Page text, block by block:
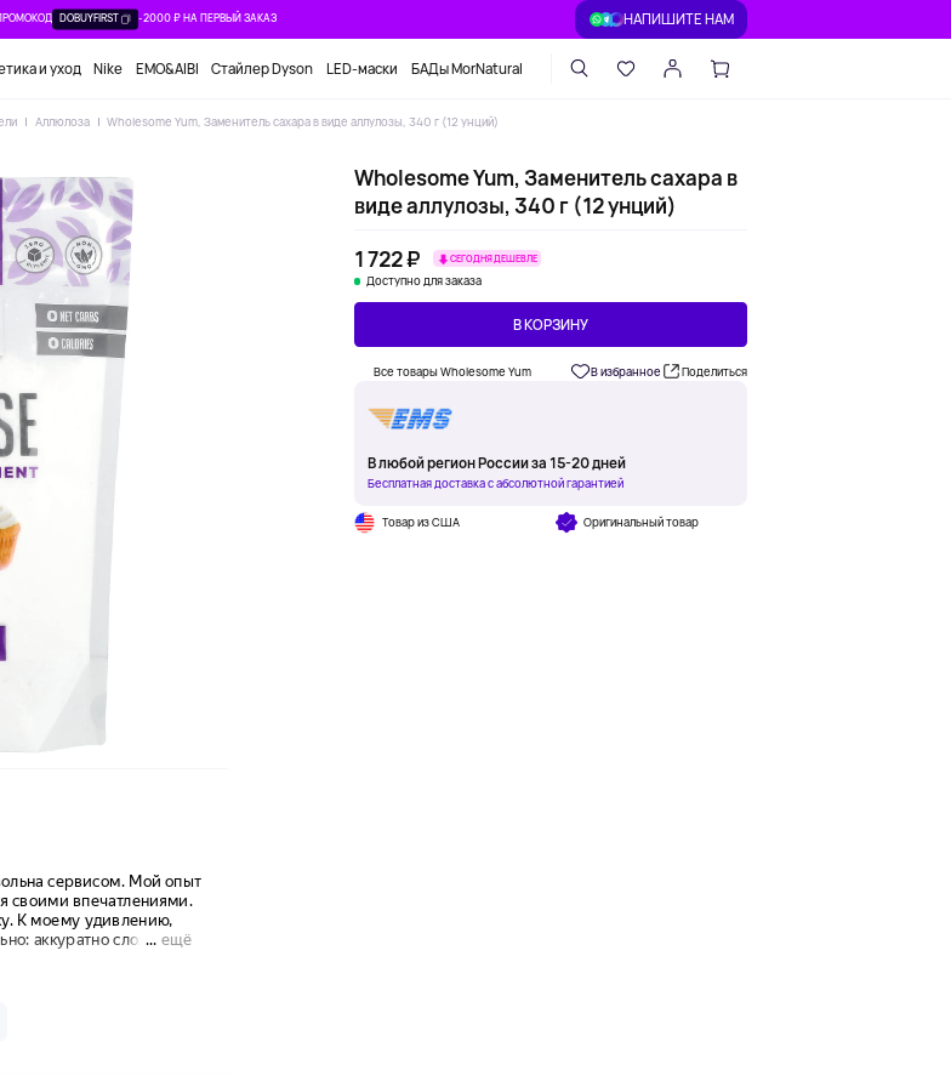
DOBUYFIRST -2000 ₽ НА ПЕРВЫЙ ЗАКАЗ НАПИШИТЕ НАМ
и уход Nike EMO&AIBI Стайлер Dyson LED-маски БАДы MorNatural
Аллюлоза Wholesome Yum, Заменитель сахара в виде аллулозы, 340 г (12 унций)
Wholesome Yum, Заменитель сахара в
виде аллулозы, 340 г (12 унций)
1 722 ₽
СЕГОДНЯ ДЕШЕВЛЕ
Доступно для заказа
В КОРЗИНУ
Все товары Wholesome Yum В избранное Поделиться
В любой регион России за 15-20 дней
Бесплатная доставка с абсолютной гарантией
Товар из США Оригинальный товар